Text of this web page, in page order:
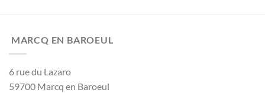
MARCQ EN BAROEUL
6 rue du Lazaro
59700 Marcq en Baroeul